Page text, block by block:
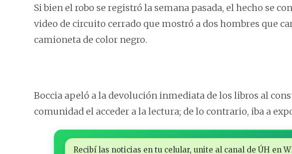
Si bien el robo se registró la semana pasada, el hecho se
video de circuito cerrado que mostró a dos hombres que
camioneta de color negro.
Boccia apeló a la devolución inmediata de los libros al
comunidad el acceder a la lectura; de lo contrario, iba a
Recibí las noticias en tu celular, unite al canal de ÚH en